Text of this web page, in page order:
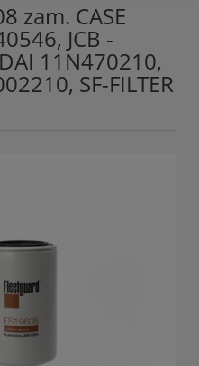
zam. CASE
JCB -
11N470210,
SF-FILTER